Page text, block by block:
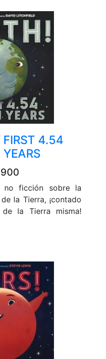
4.54
no ficción sobre la
la Tierra, ¡contado
la Tierra misma!